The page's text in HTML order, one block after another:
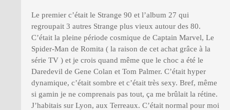
Le premier c’était le Strange 90 et l’album 27 qui
regroupait 3 autres Strange plus vieux autour des 80.
C’était la pleine période cosmique de Captain Marvel, Le
Spider-Man de Romita ( la raison de cet achat grâce à la
série TV ) et je crois quand même que le choc a été le
Daredevil de Gene Colan et Tom Palmer. C’était hyper
dynamique, c’était sombre et c’était très sexy. Bref, même
si gamin je ne comprenais pas tout, ça me brûlait la rétine.
J’habitais sur Lyon, aux Terreaux. C’était normal pour moi